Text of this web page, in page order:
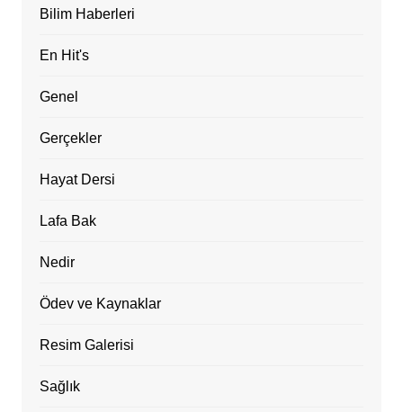
Bilim Haberleri
En Hit's
Genel
Gerçekler
Hayat Dersi
Lafa Bak
Nedir
Ödev ve Kaynaklar
Resim Galerisi
Sağlık